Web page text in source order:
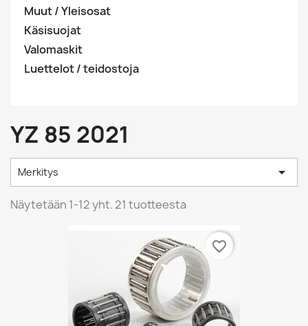
Muut / Yleisosat
Käsisuojat
Valomaskit
Luettelot / teidostoja
YZ 85 2021
Merkitys 
Näytetään 1-12 yht. 21 tuotteesta
favorite_border